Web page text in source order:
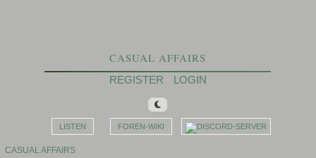
CASUAL AFFAIRS
REGISTER LOGIN
LISTEN FOREN-WIKI
CASUAL AFFAIRS